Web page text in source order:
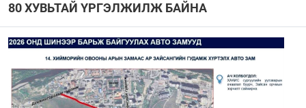
80 ХУВЬТАЙ ҮРГЭЛЖИЛЖ БАЙНА